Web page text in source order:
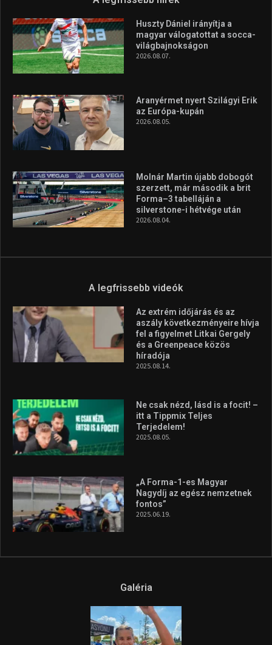
Huszty Dániel irányítja a
magyar válogatottat a socca-
világbajnokságon
2026.08.07.
Aranyérmet nyert Szilágyi Erik
az Európa-kupán
2026.08.05.
Molnár Martin újabb dobogót
szerzett, már második a brit
Forma–3 tabelláján a
silverstone-i hétvége után
2026.08.04.
A legfrissebb videók
Az extrém időjárás és az
aszály következményeire hívja
fel a figyelmet Litkai Gergely
és a Greenpeace közös
híradója
2025.08.14.
Ne csak nézd, lásd is a focit! –
itt a Tippmix Teljes
Terjedelem!
2025.08.05.
„A Forma-1-es Magyar
Nagydíj az egész nemzetnek
fontos”
2025.06.19.
Galéria